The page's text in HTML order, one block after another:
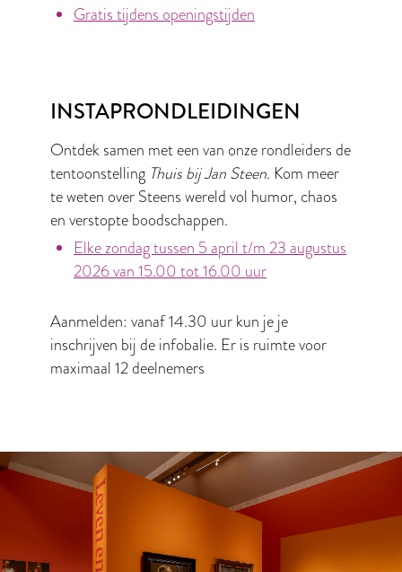
Gratis tijdens openingstijden
INSTAPRONDLEIDINGEN
Ontdek samen met een van onze rondleiders de
tentoonstelling Thuis bij Jan Steen. Kom meer
te weten over Steens wereld vol humor, chaos
en verstopte boodschappen.
Elke zondag tussen 5 april t/m 23 augustus
2026 van 15.00 tot 16.00 uur
Aanmelden: vanaf 14.30 uur kun je je
inschrijven bij de infobalie. Er is ruimte voor
maximaal 12 deelnemers